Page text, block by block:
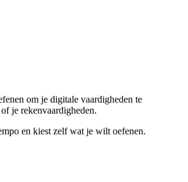
om je digitale vaardigheden te
je rekenvaardigheden.
en kiest zelf wat je wilt oefenen.